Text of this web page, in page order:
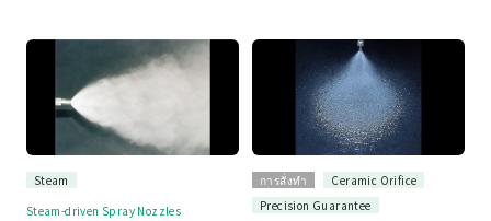
Steam
Steam-driven Spray Nozzles
การสั่งทำ
Ceramic Orifice
Precision Guarantee